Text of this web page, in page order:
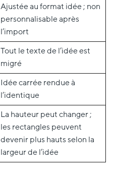
Ajustée au format idée ; non
personnalisable après
l’import
Tout le texte de l’idée est
migré
Idée carrée rendue à
l’identique
La hauteur peut changer ;
les rectangles peuvent
devenir plus hauts selon la
largeur de l’idée